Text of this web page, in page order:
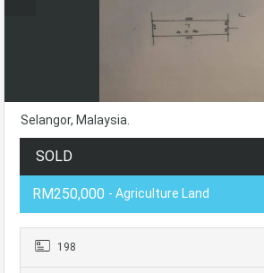
Selangor, Malaysia.
SOLD
RM250,000 - Agriculture Land
198